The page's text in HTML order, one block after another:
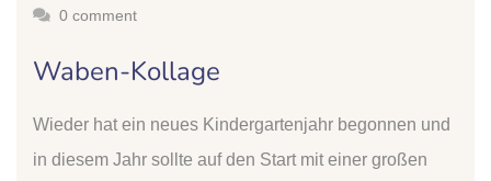
0 comment
Waben-Kollage
Wieder hat ein neues Kindergartenjahr begonnen und
in diesem Jahr sollte auf den Start mit einer großen